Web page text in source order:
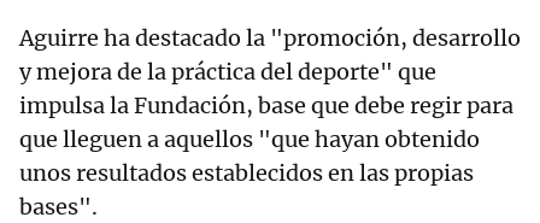
Aguirre ha destacado la "promoción, desarrollo
y mejora de la práctica del deporte" que
impulsa la Fundación, base que debe regir para
que lleguen a aquellos "que hayan obtenido
unos resultados establecidos en las propias
bases".